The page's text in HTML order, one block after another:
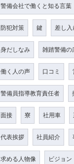
警備会社で働くと知る言葉
防犯対策 鍵 差し入
身だしなみ 雑踏警備の
働く人の声 口コミ
警備員指導教育責任者
面接 寮 社用車
代表挨拶 社員紹介
求める人物像 ビジョン